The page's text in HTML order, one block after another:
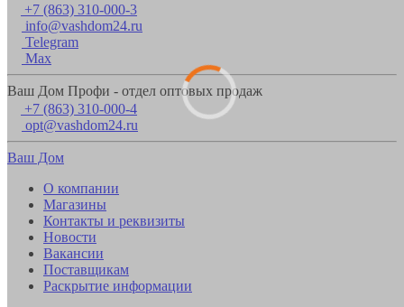
+7 (863) 310-000-3
info@vashdom24.ru
Telegram
Max
Ваш Дом Профи - отдел оптовых продаж
+7 (863) 310-000-4
opt@vashdom24.ru
Ваш Дом
О компании
Магазины
Контакты и реквизиты
Новости
Вакансии
Поставщикам
Раскрытие информации